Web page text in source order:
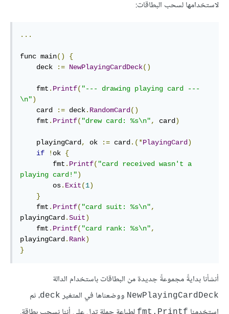
لاستخدامها لسحب البطاقات:
...
func main()
{
    deck
:= NewPlayingCardDeck()
    fmt
. Printf( "--- drawing playing card ---
\n")
    card
:= deck. RandomCard()
    fmt
. Printf( "drew card: %s\n", card)
    playingCard
, ok := card.(*PlayingCard)
if
! ok {
        fmt
. Printf( "card received wasn't a
playing card!")
        os
. Exit(1)
}
    fmt
. Printf( "card suit: %s\n",
playingCard.Suit)
    fmt
. Printf( "card rank: %s\n",
playingCard. Rank)
}
أنشأنا بدايةً مجموعةً جديدة من البطاقات باستخدام الدالة
NewPlayingCardDeck ووضعناها في المتغير deck، ثم
fmt.Printf